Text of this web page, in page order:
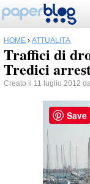
HOME › ATTUALITÀ
Traffici di
Tredici
Creato il 11 luglio 2012
Save